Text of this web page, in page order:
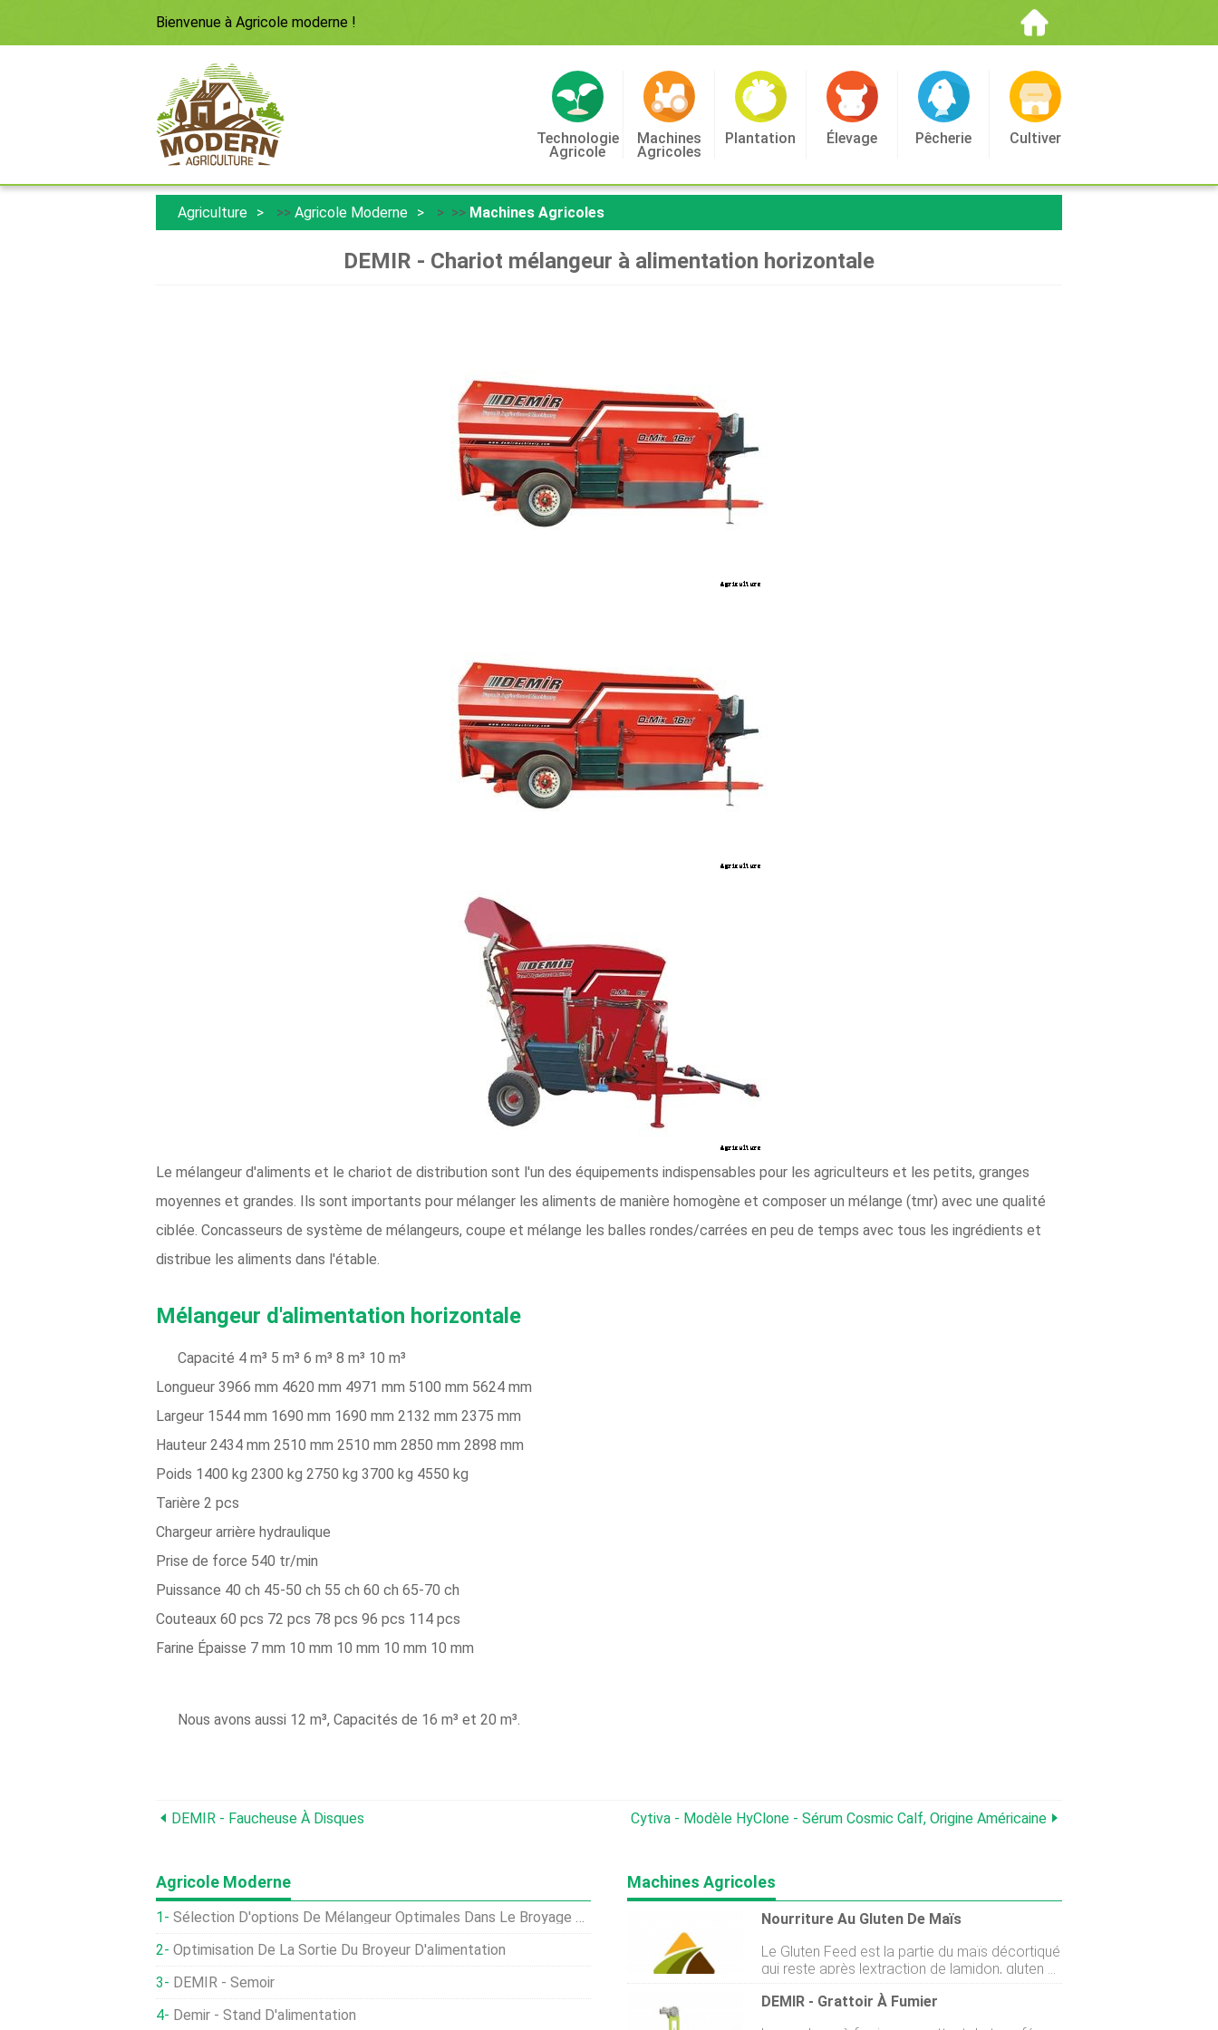
Bienvenue à Agricole moderne !
Technologie
Agricole
Machines
Agricoles
Plantation Élevage Pêcherie Cultiver
Agriculture >> Agricole Moderne > >> Machines Agricoles
DEMIR - Chariot mélangeur à alimentation horizontale
Le mélangeur d'aliments et le chariot de distribution sont l'un des équipements indispensables pour les agriculteurs et les petits, granges
moyennes et grandes. Ils sont importants pour mélanger les aliments de manière homogène et composer un mélange (tmr) avec une qualité
ciblée. Concasseurs de système de mélangeurs, coupe et mélange les balles rondes/carrées en peu de temps avec tous les ingrédients et
distribue les aliments dans l'étable.
Mélangeur d'alimentation horizontale
Capacité 4 m³ 5 m³ 6 m³ 8 m³ 10 m³
Longueur 3966 mm 4620 mm 4971 mm 5100 mm 5624 mm
Largeur 1544 mm 1690 mm 1690 mm 2132 mm 2375 mm
Hauteur 2434 mm 2510 mm 2510 mm 2850 mm 2898 mm
Poids 1400 kg 2300 kg 2750 kg 3700 kg 4550 kg
Tarière 2 pcs
Chargeur arrière hydraulique
Prise de force 540 tr/min
Puissance 40 ch 45-50 ch 55 ch 60 ch 65-70 ch
Couteaux 60 pcs 72 pcs 78 pcs 96 pcs 114 pcs
Farine Épaisse 7 mm 10 mm 10 mm 10 mm 10 mm
Nous avons aussi 12 m³, Capacités de 16 m³ et 20 m³.
DEMIR - Faucheuse À Disques Cytiva - Modèle HyClone - Sérum Cosmic Calf, Origine Américaine
Agricole Moderne
Sélection D'options De Mélangeur Optimales Dans Le Broyage D'aliments
Optimisation De La Sortie Du Broyeur D'alimentation
DEMIR - Semoir
Demir - Stand D'alimentation
Machines Agricoles
Nourriture Au Gluten De Maïs
Le Gluten Feed est la partie du maïs décortiqué
qui reste après lextraction de lamidon, gluten et
germe par broyage humide dans notre
Muscatine, Iowa, et Washington, Indiana,
DEMIR - Grattoir À Fumier